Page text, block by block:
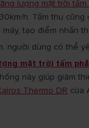
lượng mặt trời tấm
h. Tấm thu
tạo điểm nhấn
người dùng có thể
mặt trời tấm
này giúp giảm
Thermo DR của